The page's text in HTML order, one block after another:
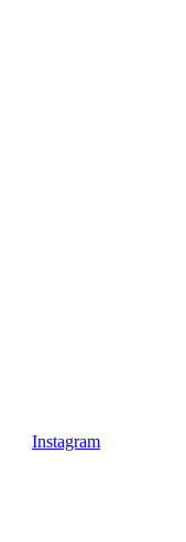
Instagram